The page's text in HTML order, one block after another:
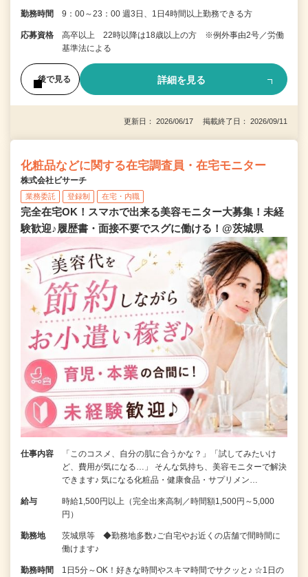
勤務時間 9：00～23：00 週3日、1日4時間以上勤務できる方
応募資格
高卒以上 22時以降は18歳以上の方 ※例外事由2号／労働
基準法による
後で見る 詳細を見る
更新日： 2026/06/17 掲載終了日： 2026/09/11
化粧品などに関する在宅調査員・在宅モニター
株式会社ビサーチ
業務委託 登録制 在宅・内職
完全在宅OK！スマホで出来る美容モニター大募集！未経
験歓迎♪履歴書・面接不要でスグに働ける！@茨城県
仕事内容
「このコスメ、自分の肌に合うかな？」「試してみたいけ
ど、費用が気になる…」 そんな気持ち、美容モニターで解決
できます♪ 気になる化粧品・健康食品・サプリメン…
給与
時給1,500円以上（完全出来高制／時間額1,500円～5,000
円）
勤務地
茨城県等 ◆勤務地多数♪ご自宅やお近くの店舗で間時間に
働けます♪
勤務時間 1日5分～OK！好きな時間やスキマ時間でサクッと♪ ☆1日の